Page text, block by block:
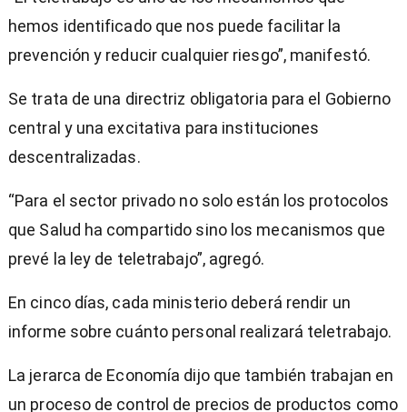
hemos identificado que nos puede facilitar la
prevención y reducir cualquier riesgo”, manifestó.
Se trata de una directriz obligatoria para el Gobierno
central y una excitativa para instituciones
descentralizadas.
“Para el sector privado no solo están los protocolos
que Salud ha compartido sino los mecanismos que
prevé la ley de teletrabajo”, agregó.
En cinco días, cada ministerio deberá rendir un
informe sobre cuánto personal realizará teletrabajo.
La jerarca de Economía dijo que también trabajan en
un proceso de control de precios de productos como